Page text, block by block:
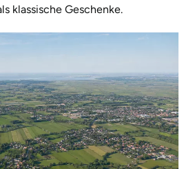
klassische Geschenke.